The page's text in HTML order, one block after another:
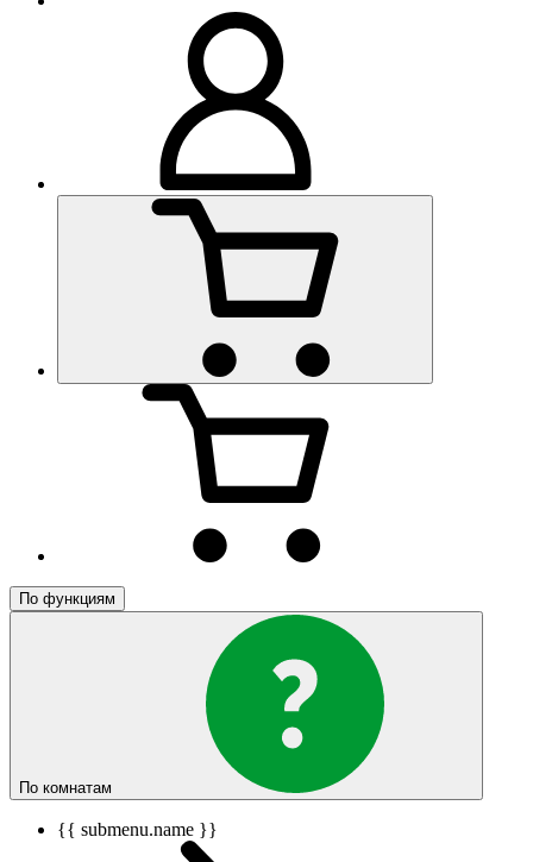
По функциям
По комнатам
{{ submenu.name }}